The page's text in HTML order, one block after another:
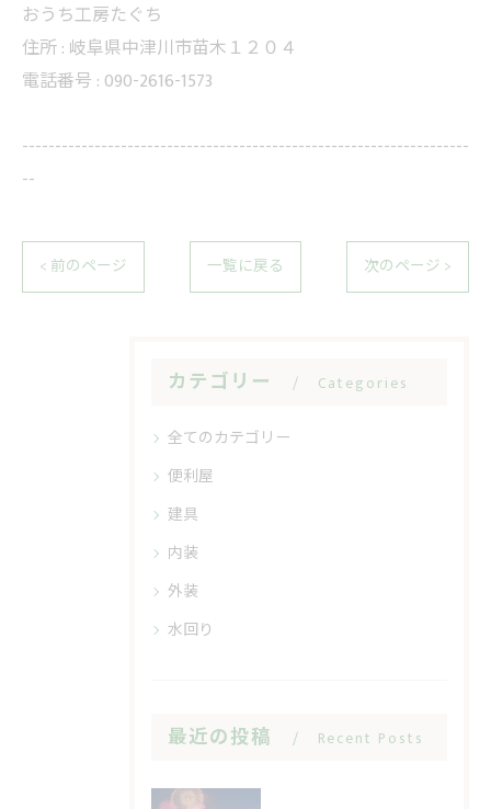
おうち工房たぐち
住所 : 岐阜県中津川市苗木１２０４
電話番号 : 090-2616-1573
--------------------------------------------------------------------
--
< 前のページ 一覧に戻る 次のページ >
カテゴリー Categories
全てのカテゴリー
便利屋
建具
内装
外装
水回り
最近の投稿 Recent Posts